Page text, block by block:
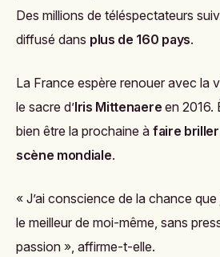
Des millions de téléspectateurs
diffusé dans plus de 160 pays.
La France espère renouer avec la
le sacre d’Iris Mittenaere en 2016.
bien être la prochaine à faire briller
scène mondiale.
« J’ai conscience de la chance
le meilleur de moi-même, sans
passion », affirme-t-elle.